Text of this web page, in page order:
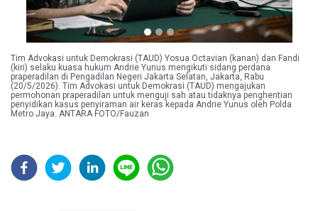
Tim Advokasi untuk Demokrasi (TAUD) Yosua Octavian (kanan) dan Fandi
(kiri) selaku kuasa hukum Andrie Yunus mengikuti sidang perdana
praperadilan di Pengadilan Negeri Jakarta Selatan, Jakarta, Rabu
(20/5/2026). Tim Advokasi untuk Demokrasi (TAUD) mengajukan
permohonan praperadilan untuk menguji sah atau tidaknya penghentian
penyidikan kasus penyiraman air keras kepada Andrie Yunus oleh Polda
Metro Jaya. ANTARA FOTO/Fauzan